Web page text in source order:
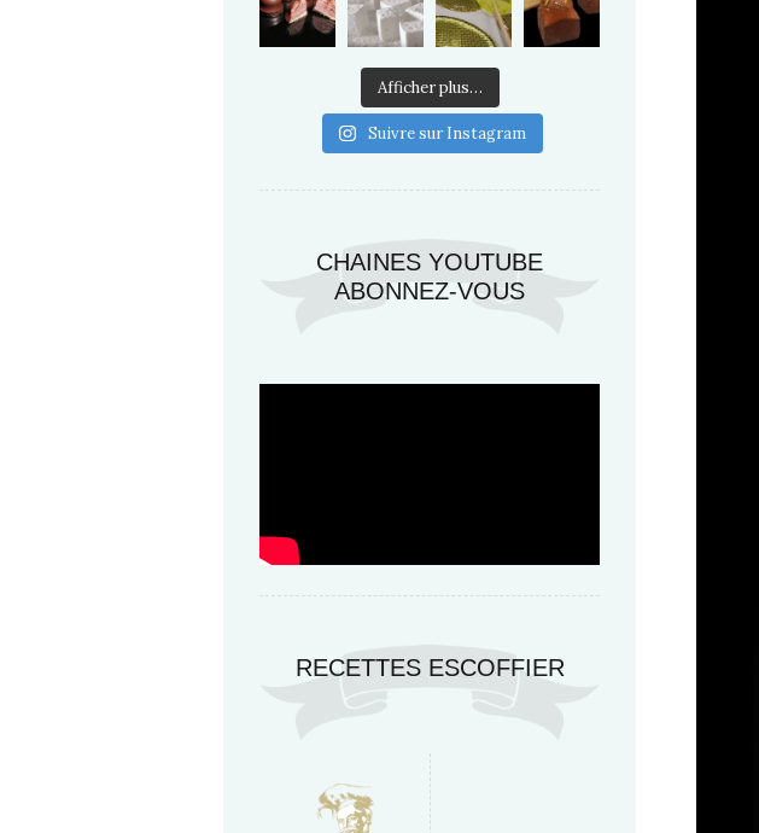
Afficher plus…
Suivre sur Instagram
CHAINES YOUTUBE
ABONNEZ-VOUS
RECETTES ESCOFFIER